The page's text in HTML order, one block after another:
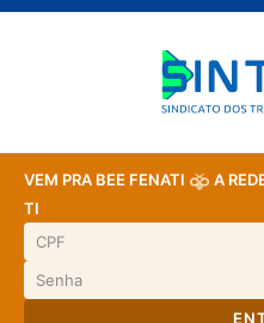
VEM PRA BEE FENATI
A
TI